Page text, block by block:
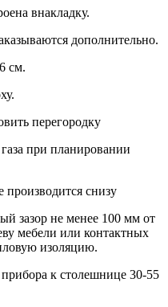
внакладку.
дополнительно.
см.
перегородку
при планировании
снизу
зазор не менее 100 мм от
мебели или контактных
изоляцию.
к столешнице 30-55